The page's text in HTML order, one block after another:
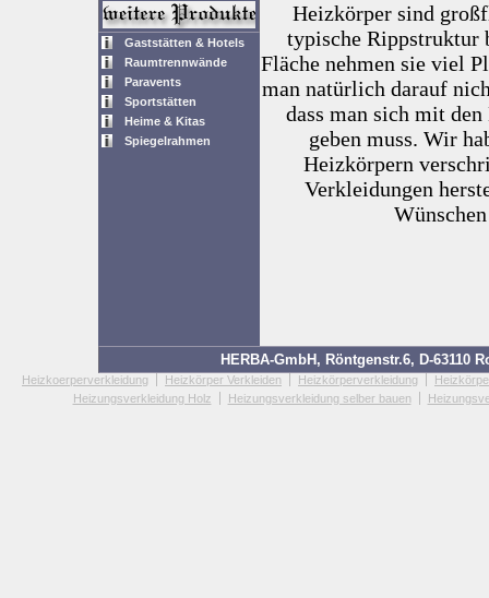
Gaststätten & Hotels
Raumtrennwände
Paravents
Sportstätten
Heime & Kitas
Spiegelrahmen
Heizkörper sind
typische Rippstruktur
Fläche nehmen sie viel
man natürlich darauf
dass man sich mit
geben muss. Wir
Heizkörpern
Verkleidungen
HERBA-GmbH, Röntgenstr.6, D-63110
Heizkoerperverkleidung Heizkörper Verkleiden Heizkörperverkleidung
Heizungsverkleidung Holz
Heizungsverkleidung selber bauen